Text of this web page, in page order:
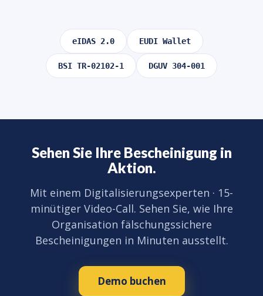
eIDAS 2.0 EUDI Wallet
BSI TR-02102-1 DGUV 304-001
Sehen Sie Ihre Bescheinigung in
Aktion.
Mit einem Digitalisierungsexperten · 15-
minütiger Video-Call. Sehen Sie, wie Ihre
Organisation fälschungssichere
Bescheinigungen in Minuten ausstellt.
Demo buchen